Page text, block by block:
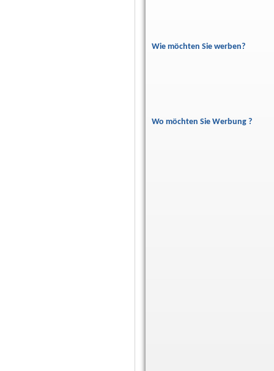
Wie möchten Sie werben?
Wo möchten Sie Werbung ?